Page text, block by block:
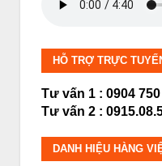
HỖ TRỢ TRỰC
Tư vấn 1 : 0904
Tư vấn 2 :
DANH HIỆU HÀNG